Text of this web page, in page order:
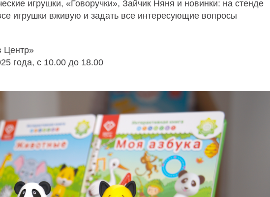
игрушки, «Говоручки», Зайчик Няня и новинки: на стенде
игрушки вживую и задать все интересующие вопросы
Центр»
года, с 10.00 до 18.00
сегодня 25% стоимости покупки картой любого банка,
— тремя платежами раз в две недели.
2 недели
4 недели
Как обычная оплата картой
Понятно